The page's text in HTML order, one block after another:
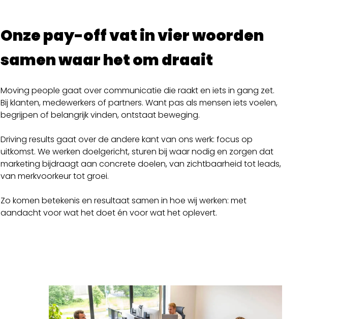
Onze pay-off vat in vier woorden
samen waar het om draait
Moving people gaat over communicatie die raakt en iets in gang zet.
Bij klanten, medewerkers of partners. Want pas als mensen iets voelen,
begrijpen of belangrijk vinden, ontstaat beweging.
Driving results gaat over de andere kant van ons werk: focus op
uitkomst. We werken doelgericht, sturen bij waar nodig en zorgen dat
marketing bijdraagt aan concrete doelen, van zichtbaarheid tot leads,
van merkvoorkeur tot groei.
Zo komen betekenis en resultaat samen in hoe wij werken: met
aandacht voor wat het doet én voor wat het oplevert.